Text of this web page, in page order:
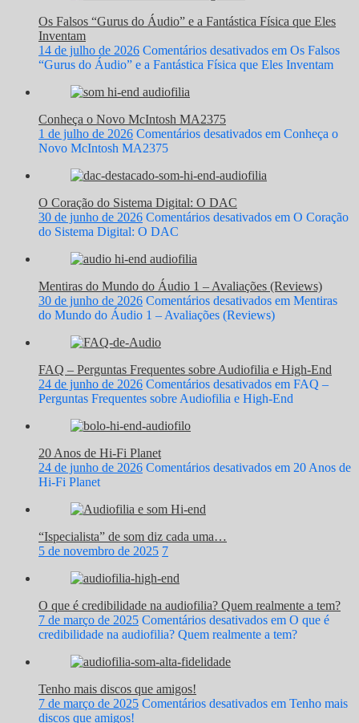
Os Falsos “Gurus do Áudio” e a Fantástica Física que Eles
Inventam
14 de julho de 2026 Comentários desativados em Os Falsos
“Gurus do Áudio” e a Fantástica Física que Eles Inventam
Conheça o Novo McIntosh MA2375
1 de julho de 2026 Comentários desativados em Conheça o
Novo McIntosh MA2375
O Coração do Sistema Digital: O DAC
30 de junho de 2026 Comentários desativados em O Coração
do Sistema Digital: O DAC
Mentiras do Mundo do Áudio 1 – Avaliações (Reviews)
30 de junho de 2026 Comentários desativados em Mentiras
do Mundo do Áudio 1 – Avaliações (Reviews)
FAQ – Perguntas Frequentes sobre Audiofilia e High-End
24 de junho de 2026 Comentários desativados em FAQ –
Perguntas Frequentes sobre Audiofilia e High-End
20 Anos de Hi-Fi Planet
24 de junho de 2026 Comentários desativados em 20 Anos de
Hi-Fi Planet
“Ispecialista” de som diz cada uma…
5 de novembro de 2025 7
O que é credibilidade na audiofilia? Quem realmente a tem?
7 de março de 2025 Comentários desativados em O que é
credibilidade na audiofilia? Quem realmente a tem?
Tenho mais discos que amigos!
7 de março de 2025 Comentários desativados em Tenho mais
discos que amigos!